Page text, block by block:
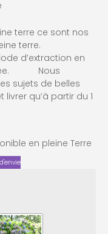
terre ce sont nos
en pleine terre.
en
Nous
sujets de belles
qu’à partir du 1
en pleine Terre